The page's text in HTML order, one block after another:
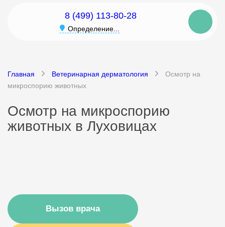
8 (499) 113-80-28
Определение...
Главная Ветеринарная дерматология
Осмотр на
микроспорию животных
Осмотр на микроспорию
животных в Луховицах
Вызов врача